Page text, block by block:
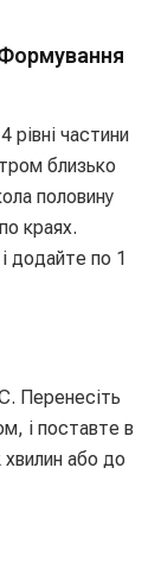
рівні частини
близько
половину
краях.
додайте по 1
Перенесіть
і поставте в
хвилин або до